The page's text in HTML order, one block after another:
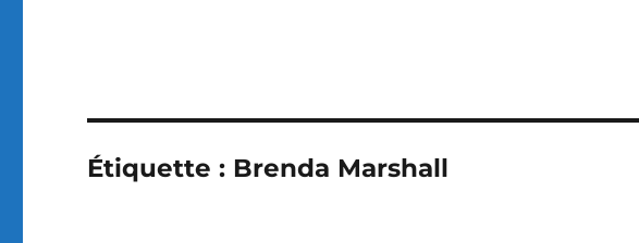
Étiquette : Brenda Marshall